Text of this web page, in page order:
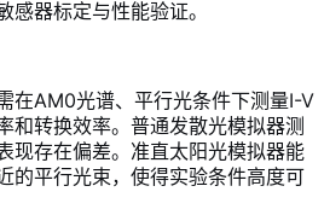
感器标定与性能验证。
在AM0光谱、平行光条件下测量I-V
和转换效率。普通发散光模拟器测
现存在偏差。准直太阳光模拟器能
的平行光束，使得实验条件高度可